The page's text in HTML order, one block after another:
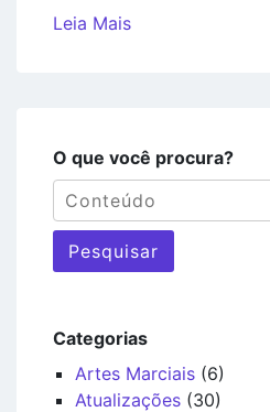
Leia Mais
O que você procura?
Pesquisar
Categorias
Artes Marciais (6)
Atualizações (30)